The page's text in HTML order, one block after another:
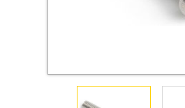
Крюки, кольца с шурупной
Оснастка и аксессуары